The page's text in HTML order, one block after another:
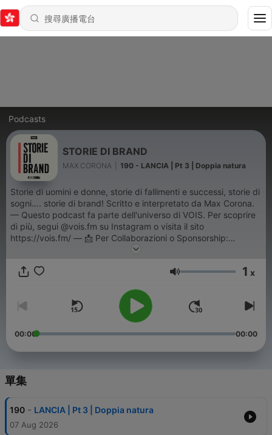
Podcasts
STORIE DI BRAND
MAX CORONA 190 - LANCIA | Pt 3 | Doppia natura
Storie di uomini e donne, storie di fallimenti e successi, storie di
sogni…. storie di brand! Scritto e interpretato da Max Corona.
— Questo podcast fa parte dell'universo di VOIS. Per scoprire
di più, segui @vois.fm su Instagram o visita il sito
https://vois.fm/ — 📩 Per Collaborazioni o Sponsorship:
音量 1 x
00:00 00:00
單集
190 - LANCIA | Pt 3 | Doppia natura
07 Aug 2026